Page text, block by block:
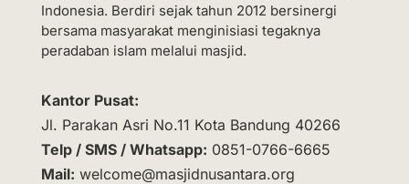
Indonesia. Berdiri sejak tahun 2012 bersinergi
bersama masyarakat menginisiasi tegaknya
peradaban islam melalui masjid.
Kantor Pusat:
Jl. Parakan Asri No.11 Kota Bandung 40266
Telp / SMS / Whatsapp: 0851-0766-6665
Mail: welcome@masjidnusantara.org